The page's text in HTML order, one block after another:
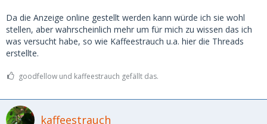
Da die Anzeige online gestellt werden kann würde ich sie wohl
stellen, aber wahrscheinlich mehr um für mich zu wissen das ich
was versucht habe, so wie Kaffeestrauch u.a. hier die Threads
erstellte.
goodfellow und kaffeestrauch gefällt das.
kaffeestrauch